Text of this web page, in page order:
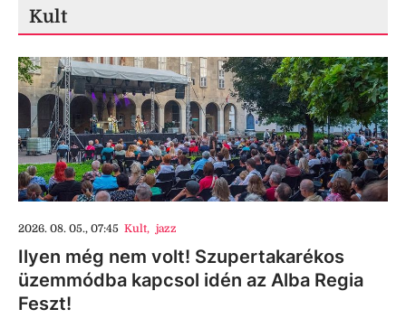
Kult
2026. 08. 05., 07:45 Kult, jazz
Ilyen még nem volt! Szupertakarékos
üzemmódba kapcsol idén az Alba Regia
Feszt!